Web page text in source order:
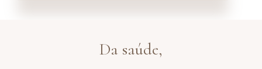
Da saúde,